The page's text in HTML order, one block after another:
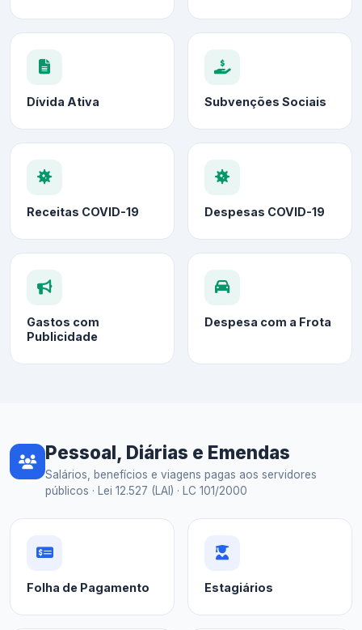
Dívida Ativa Subvenções Sociais
Receitas COVID-19 Despesas COVID-19
Gastos com
Publicidade
Despesa com a Frota
Pessoal, Diárias e Emendas
Salários, benefícios e viagens pagas aos servidores
públicos · Lei 12.527 (LAI) · LC 101/2000
Folha de Pagamento Estagiários